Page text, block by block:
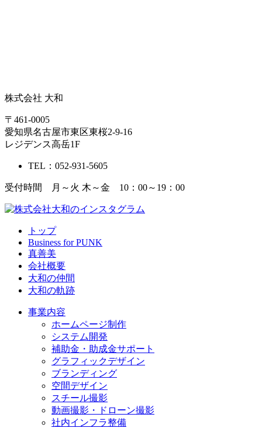
株式会社 大和
〒461-0005
愛知県名古屋市東区東桜2-9-16
レジデンス高岳1F
TEL：052-931-5605
受付時間 月～火 木～金 10：00～19：00
トップ
Business for PUNK
真善美
会社概要
大和の仲間
大和の軌跡
事業内容
ホームページ制作
システム開発
補助金・助成金サポート
グラフィックデザイン
ブランディング
空間デザイン
スチール撮影
動画撮影・ドローン撮影
社内インフラ整備